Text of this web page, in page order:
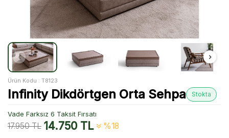
Ürün Kodu : T8123
Infinity Dikdörtgen Orta Sehpa Stokta
Vade Farksız 6 Taksit Fırsatı
17.950TL 14.750TL %18